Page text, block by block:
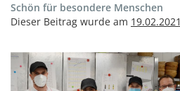
Schön für besondere Menschen
Dieser Beitrag wurde am 19.02.2021